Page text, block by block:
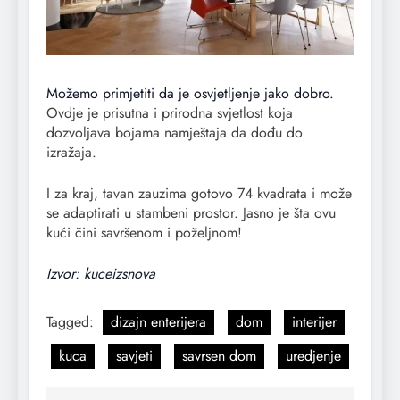
Možemo primjetiti da je osvjetljenje jako dobro.
Ovdje je prisutna i prirodna svjetlost koja
dozvoljava bojama namještaja da dođu do
izražaja.
I za kraj, tavan zauzima gotovo 74 kvadrata i može
se adaptirati u stambeni prostor. Jasno je šta ovu
kući čini savršenom i poželjnom!
Izvor: kuceizsnova
Tagged: dizajn enterijera dom
interijer
kuca
savjeti savrsen dom uredjenje